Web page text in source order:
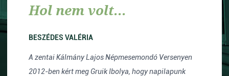
Hol nem volt...
BESZÉDES VALÉRIA
A zentai Kálmány Lajos Népmesemondó Versenyen
2012-ben kért meg Gruik Ibolya, hogy napilapunk